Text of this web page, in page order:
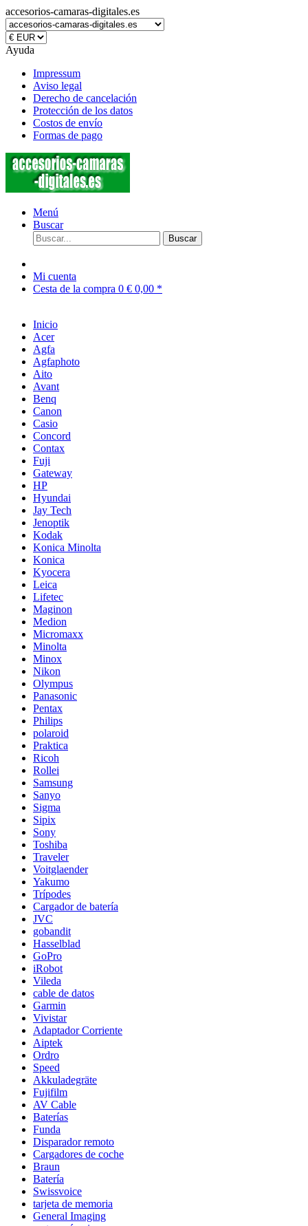
accesorios-camaras-digitales.es
Ayuda
Impressum
Aviso legal
Derecho de cancelación
Protección de los datos
Costos de envío
Formas de pago
Menú
Buscar
Buscar
Mi cuenta
Cesta de la compra 0 € 0,00 *
Inicio
Acer
Agfa
Agfaphoto
Aito
Avant
Benq
Canon
Casio
Concord
Contax
Fuji
Gateway
HP
Hyundai
Jay Tech
Jenoptik
Kodak
Konica Minolta
Konica
Kyocera
Leica
Lifetec
Maginon
Medion
Micromaxx
Minolta
Minox
Nikon
Olympus
Panasonic
Pentax
Philips
polaroid
Praktica
Ricoh
Rollei
Samsung
Sanyo
Sigma
Sipix
Sony
Toshiba
Traveler
Voitglaender
Yakumo
Trípodes
Cargador de batería
JVC
gobandit
Hasselblad
GoPro
iRobot
Vileda
cable de datos
Garmin
Vivistar
Adaptador Corriente
Aiptek
Ordro
Speed
Akkuladegräte
Fujifilm
AV Cable
Baterías
Funda
Disparador remoto
Cargadores de coche
Braun
Batería
Swissvoice
tarjeta de memoria
General Imaging